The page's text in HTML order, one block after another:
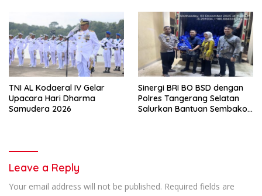
TNI AL Kodaeral IV Gelar
Upacara Hari Dharma
Samudera 2026
Sinergi BRI BO BSD dengan
Polres Tangerang Selatan
Salurkan Bantuan Sembako
Leave a Reply
Your email address will not be published. Required fields are